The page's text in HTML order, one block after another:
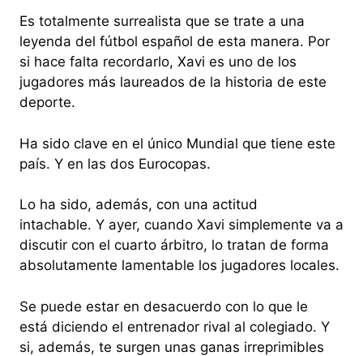
Es totalmente surrealista que se trate a una
leyenda del fútbol español de esta manera. Por
si hace falta recordarlo, Xavi es uno de los
jugadores más laureados de la historia de este
deporte.
Ha sido clave en el único Mundial que tiene este
país. Y en las dos Eurocopas.
Lo ha sido, además, con una actitud
intachable. Y ayer, cuando Xavi simplemente va a
discutir con el cuarto árbitro, lo tratan de forma
absolutamente lamentable los jugadores locales.
Se puede estar en desacuerdo con lo que le
está diciendo el entrenador rival al colegiado. Y
si, además, te surgen unas ganas irreprimibles